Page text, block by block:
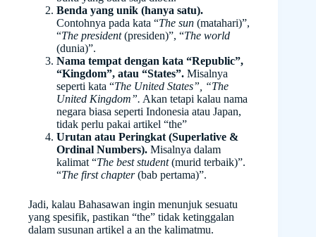
Benda yang unik (hanya satu).
Contohnya pada kata “The sun (matahari)”,
“The president(presiden)”, “The world
(dunia)”.
Nama tempat dengan kata “Republic”,
“Kingdom”, atau “States”. Misalnya
seperti kata “The United States”, “The
United Kingdom”. Akan tetapi kalau nama
negara biasa seperti Indonesia atau Japan,
tidak perlu pakai artikel “the”
Urutan atau Peringkat (Superlative &
Ordinal Numbers). Misalnya dalam
kalimat “The best student(murid terbaik)”.
“The first chapter(bab pertama)”.
Jadi, kalau Bahasawan ingin menunjuk sesuatu
yang spesifik, pastikan “the” tidak ketinggalan
dalam susunan artikel a an the kalimatmu.